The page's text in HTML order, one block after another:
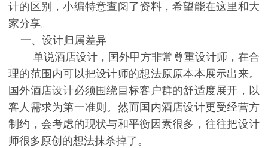
计的区别，小编特意查阅了资料，希望能在这里和大
家分享。
一、设计归属差异
单说酒店设计，国外甲方非常尊重设计师，在合
理的范围内可以把设计师的想法原原本本展示出来。
国外酒店设计必须围绕目标客户群的舒适度展开，以
客人需求为第一准则。然而国内酒店设计更受经营方
制约，会考虑的现状与和平衡因素很多，往往把设计
师很多原创的想法抹杀掉了。